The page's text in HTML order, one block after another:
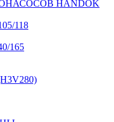
HANDOK
118
165